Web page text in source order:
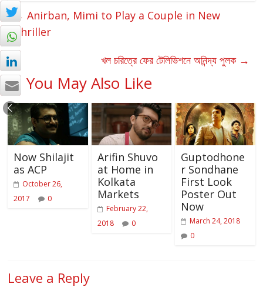
← Anirban, Mimi to Play a Couple in New
Thriller
খল চরিত্রে ফের টেলিভিশনে অনিন্দ্য পুলক →
You May Also Like
Now Shilajit
as ACP
October 26,
2017
0
Arifin Shuvo
at Home in
Kolkata
Markets
February 22,
2018
0
Guptodhone
r Sondhane
First Look
Poster Out
Now
March 24, 2018
0
Leave a Reply